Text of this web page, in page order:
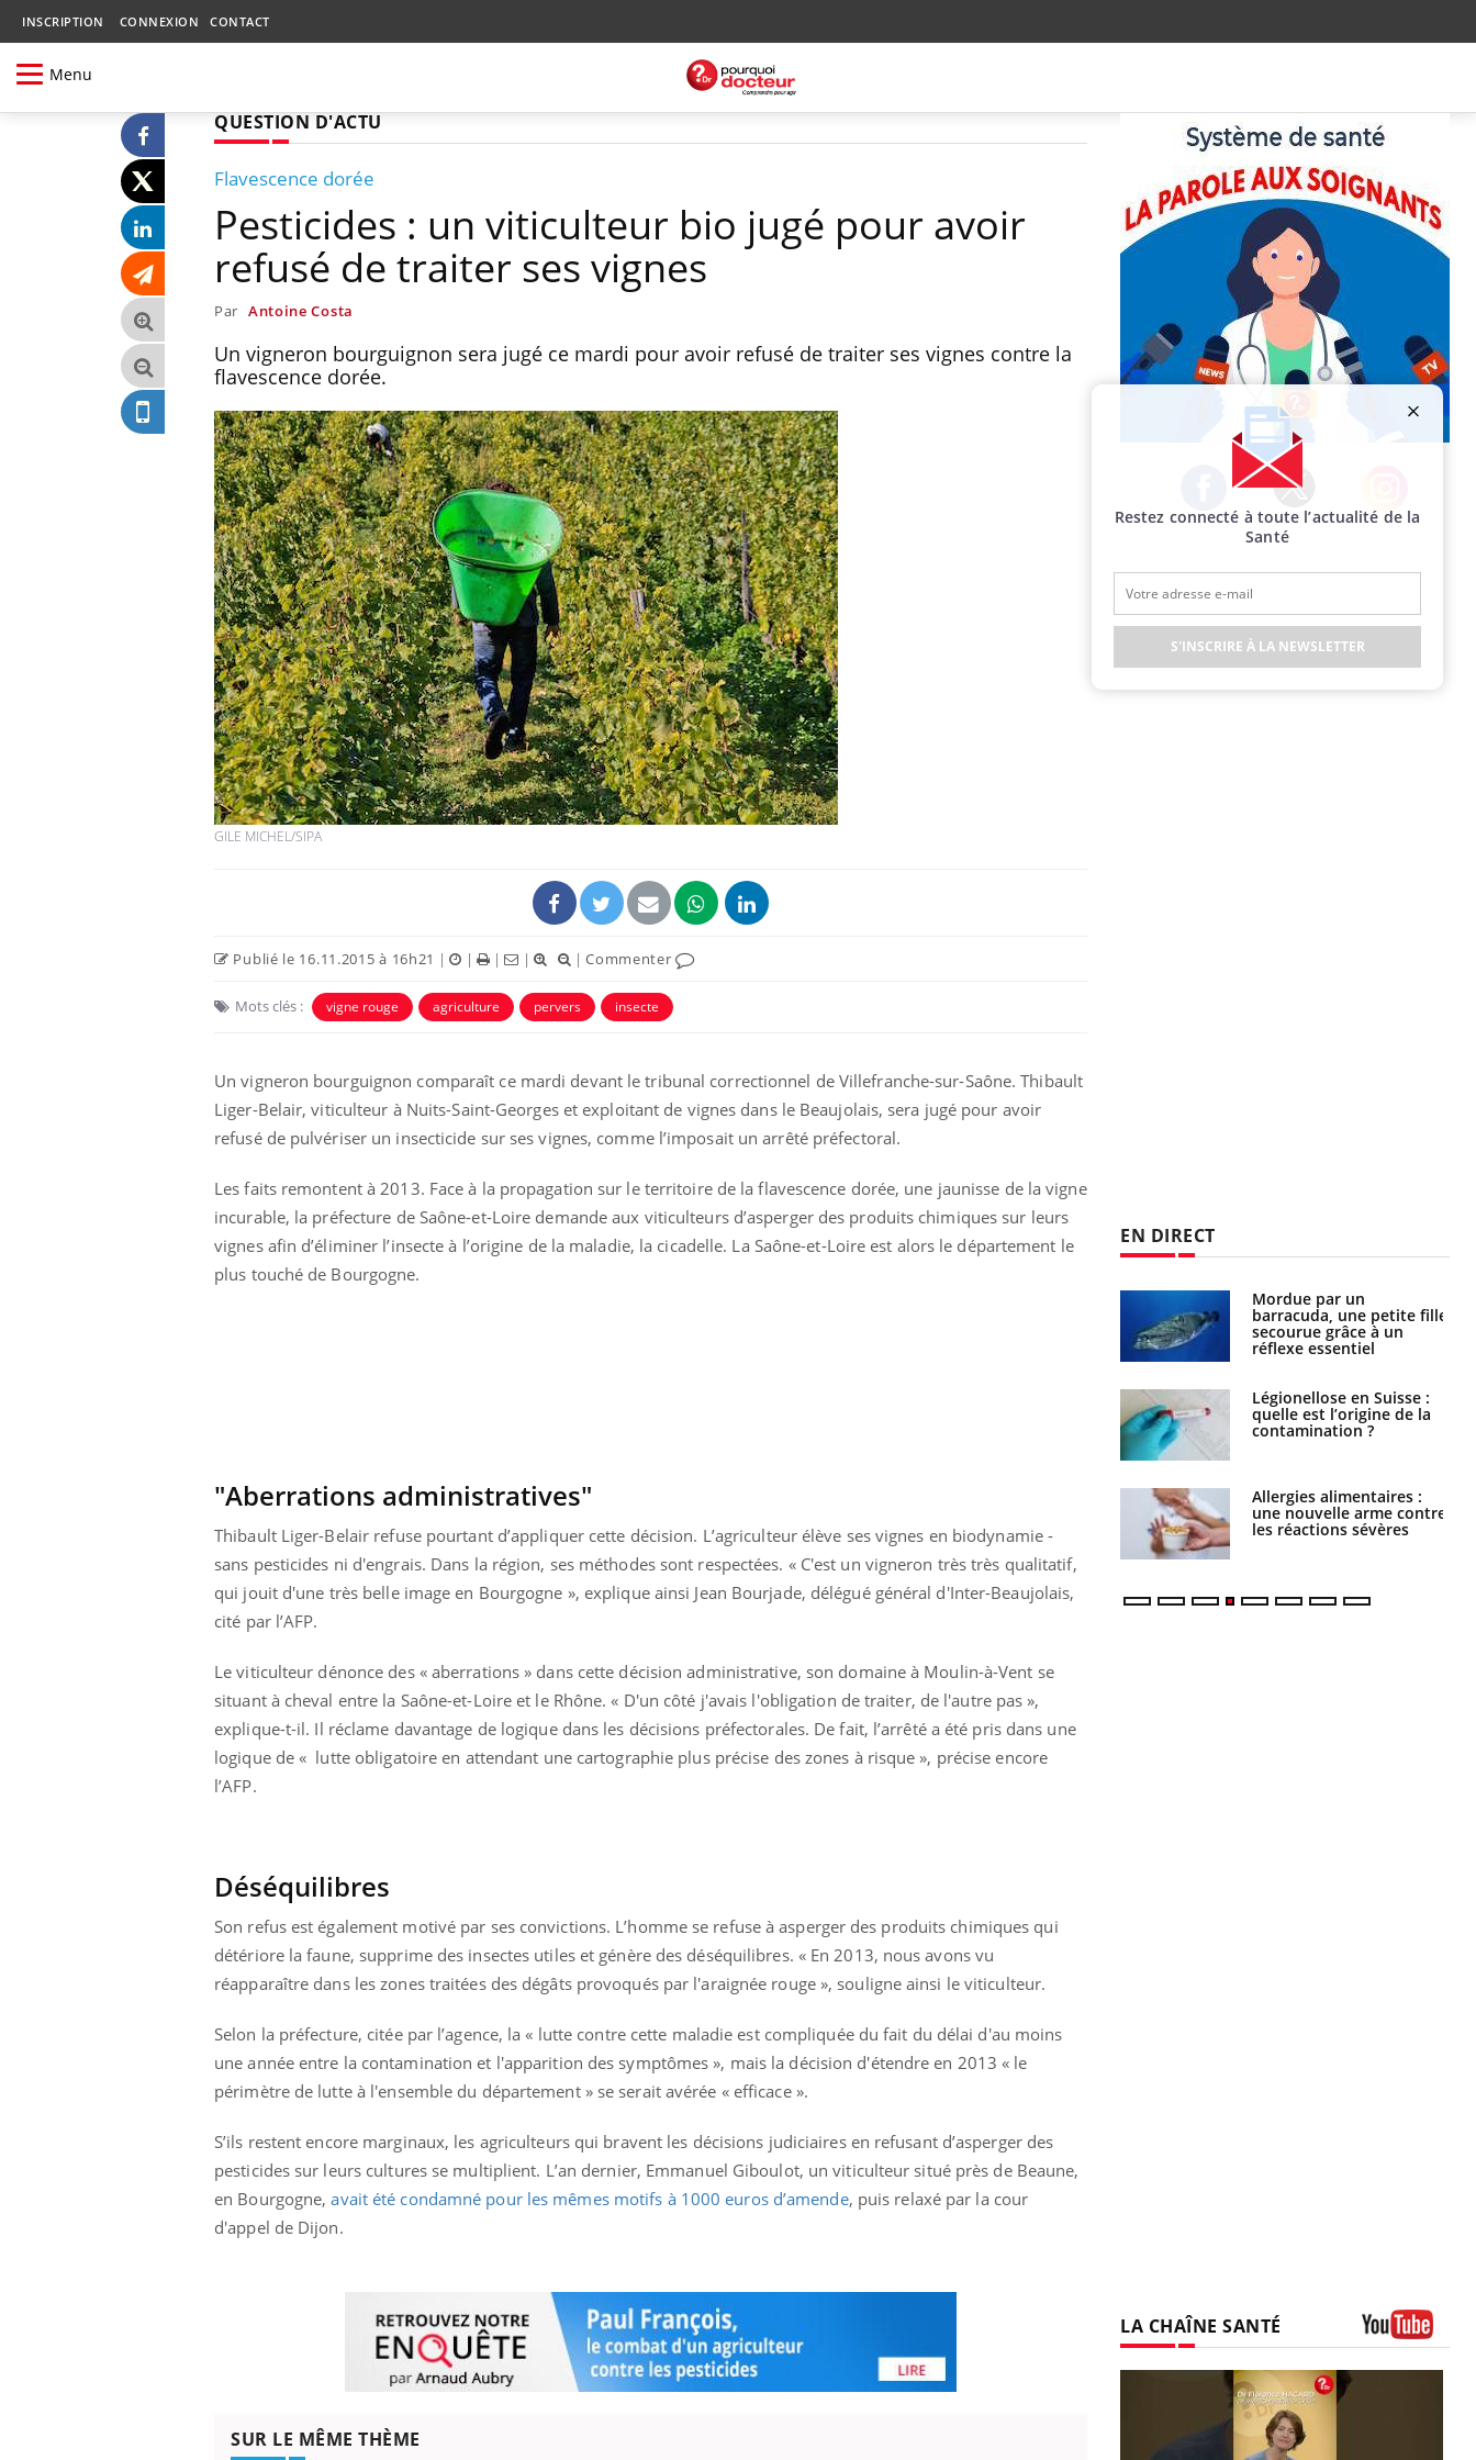
INSCRIPTION CONNEXION CONTACT
Menu
QUESTION D'ACTU
Flavescence dorée
Pesticides : un viticulteur bio jugé pour avoir
refusé de traiter ses vignes
Par Antoine Costa
Un vigneron bourguignon sera jugé ce mardi pour avoir refusé de traiter ses vignes contre la
flavescence dorée.
GILE MICHEL/SIPA
Publié le 16.11.2015 à 16h21 | | | | |Commenter
Mots clés : vigne rouge agriculture pervers insecte
Un vigneron bourguignon comparaît ce mardi devant le tribunal correctionnel de Villefranche-sur-Saône. Thibault
Liger-Belair, viticulteur à Nuits-Saint-Georges et exploitant de vignes dans le Beaujolais, sera jugé pour avoir
refusé de pulvériser un insecticide sur ses vignes, comme l’imposait un arrêté préfectoral.
Les faits remontent à 2013. Face à la propagation sur le territoire de la flavescence dorée, une jaunisse de la vigne
incurable, la préfecture de Saône-et-Loire demande aux viticulteurs d’asperger des produits chimiques sur leurs
vignes afin d’éliminer l’insecte à l’origine de la maladie, la cicadelle. La Saône-et-Loire est alors le département le
plus touché de Bourgogne.
"Aberrations administratives"
Thibault Liger-Belair refuse pourtant d’appliquer cette décision. L’agriculteur élève ses vignes en biodynamie -
sans pesticides ni d'engrais. Dans la région, ses méthodes sont respectées. « C'est un vigneron très très qualitatif,
qui jouit d'une très belle image en Bourgogne », explique ainsi Jean Bourjade, délégué général d'Inter-Beaujolais,
cité par l’AFP.
Le viticulteur dénonce des « aberrations » dans cette décision administrative, son domaine à Moulin-à-Vent se
situant à cheval entre la Saône-et-Loire et le Rhône. « D'un côté j'avais l'obligation de traiter, de l'autre pas »,
explique-t-il. Il réclame davantage de logique dans les décisions préfectorales. De fait, l’arrêté a été pris dans une
logique de « lutte obligatoire en attendant une cartographie plus précise des zones à risque », précise encore
l’AFP.
Déséquilibres
Son refus est également motivé par ses convictions. L’homme se refuse à asperger des produits chimiques qui
détériore la faune, supprime des insectes utiles et génère des déséquilibres. « En 2013, nous avons vu
réapparaître dans les zones traitées des dégâts provoqués par l'araignée rouge », souligne ainsi le viticulteur.
Selon la préfecture, citée par l’agence, la « lutte contre cette maladie est compliquée du fait du délai d'au moins
une année entre la contamination et l'apparition des symptômes », mais la décision d'étendre en 2013 « le
périmètre de lutte à l'ensemble du département » se serait avérée « efficace ».
S’ils restent encore marginaux, les agriculteurs qui bravent les décisions judiciaires en refusant d’asperger des
pesticides sur leurs cultures se multiplient. L’an dernier, Emmanuel Giboulot, un viticulteur situé près de Beaune,
en Bourgogne,avait été condamné pour les mêmes motifs à 1000 euros d’amende, puis relaxé par la cour
d'appel de Dijon.
SUR LE MÊME THÈME
Facebook Twitter Instagram
EN DIRECT
Pourquoi votre ventre
gâche-t-il les premiers
jours de vos vacances ? finalement être bénéfique le coma pendant 42 jours
Mordue par un
barracuda, une petite fille
secourue grâce à un
réflexe essentiel
Légionellose en Suisse :
quelle est l’origine de la
contamination ?
Allergies alimentaires :
une nouvelle arme contre
les réactions sévères
LA CHAÎNE SANTÉ
Restez connecté à toute l’actualité de la
Santé
S'INSCRIRE À LA NEWSLETTER